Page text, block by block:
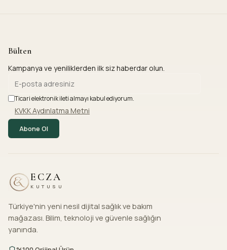
Bülten
Kampanya ve yeniliklerden ilk siz haberdar olun.
Ticari elektronik ileti almayı kabul ediyorum.
KVKK Aydınlatma Metni
Abone Ol
ECZA
KUTUSU
Türkiye'nin yeni nesil dijital sağlık ve bakım
mağazası. Bilim, teknoloji ve güvenle sağlığın
yanında.